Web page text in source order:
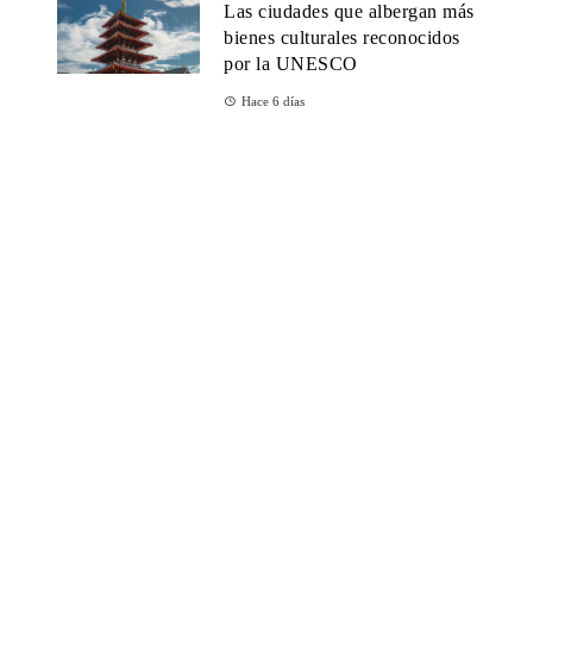
Las ciudades que albergan más
bienes culturales reconocidos
por la UNESCO
Hace 6 días